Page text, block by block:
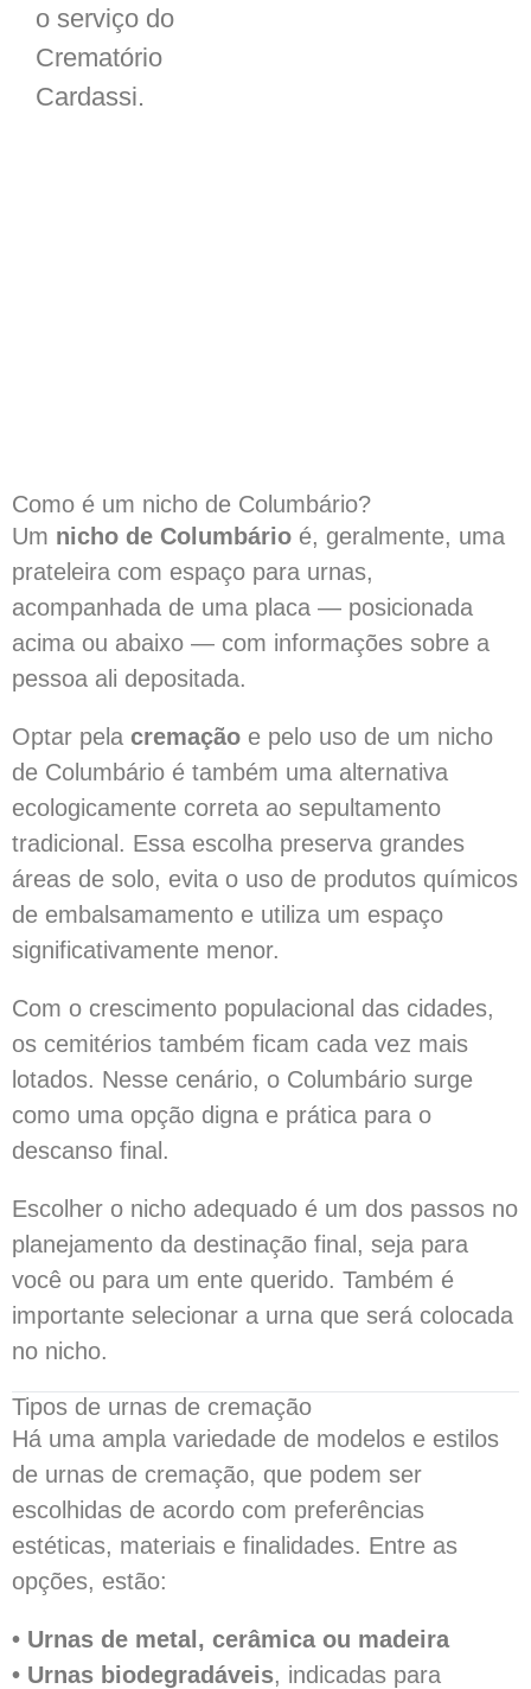
o serviço do
Crematório
Cardassi.
Como é um nicho de Columbário?
Um nicho de Columbário é, geralmente, uma
prateleira com espaço para urnas,
acompanhada de uma placa — posicionada
acima ou abaixo — com informações sobre a
pessoa ali depositada.
Optar pela cremação e pelo uso de um nicho
de Columbário é também uma alternativa
ecologicamente correta ao sepultamento
tradicional. Essa escolha preserva grandes
áreas de solo, evita o uso de produtos químicos
de embalsamamento e utiliza um espaço
significativamente menor.
Com o crescimento populacional das cidades,
os cemitérios também ficam cada vez mais
lotados. Nesse cenário, o Columbário surge
como uma opção digna e prática para o
descanso final.
Escolher o nicho adequado é um dos passos no
planejamento da destinação final, seja para
você ou para um ente querido. Também é
importante selecionar a urna que será colocada
no nicho.
Tipos de urnas de cremação
Há uma ampla variedade de modelos e estilos
de urnas de cremação, que podem ser
escolhidas de acordo com preferências
estéticas, materiais e finalidades. Entre as
opções, estão:
• Urnas de metal, cerâmica ou madeira
• Urnas biodegradáveis, indicadas para